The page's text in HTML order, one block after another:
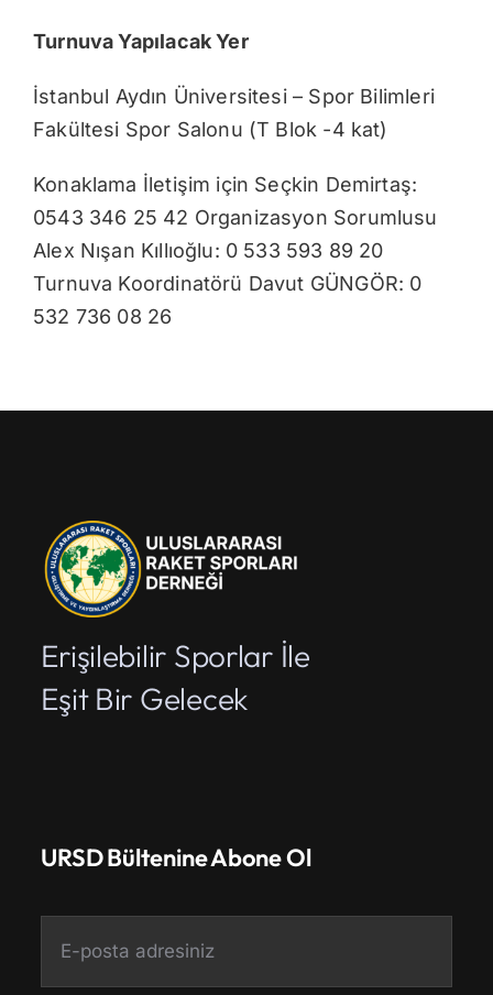
Turnuva Yapılacak Yer
İstanbul Aydın Üniversitesi – Spor Bilimleri
Fakültesi Spor Salonu (T Blok -4 kat)
Konaklama İletişim için Seçkin Demirtaş:
0543 346 25 42 Organizasyon Sorumlusu
Alex Nışan Kıllıoğlu: 0 533 593 89 20
Turnuva Koordinatörü Davut GÜNGÖR: 0
532 736 08 26
Erişilebilir Sporlar İle
Eşit Bir Gelecek
URSD Bültenine Abone Ol